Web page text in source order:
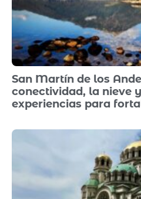
San Martín de los
conectividad, la nieve
experiencias para